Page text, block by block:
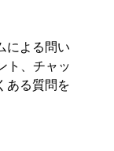
による問い
ト、チャッ
ある質問を